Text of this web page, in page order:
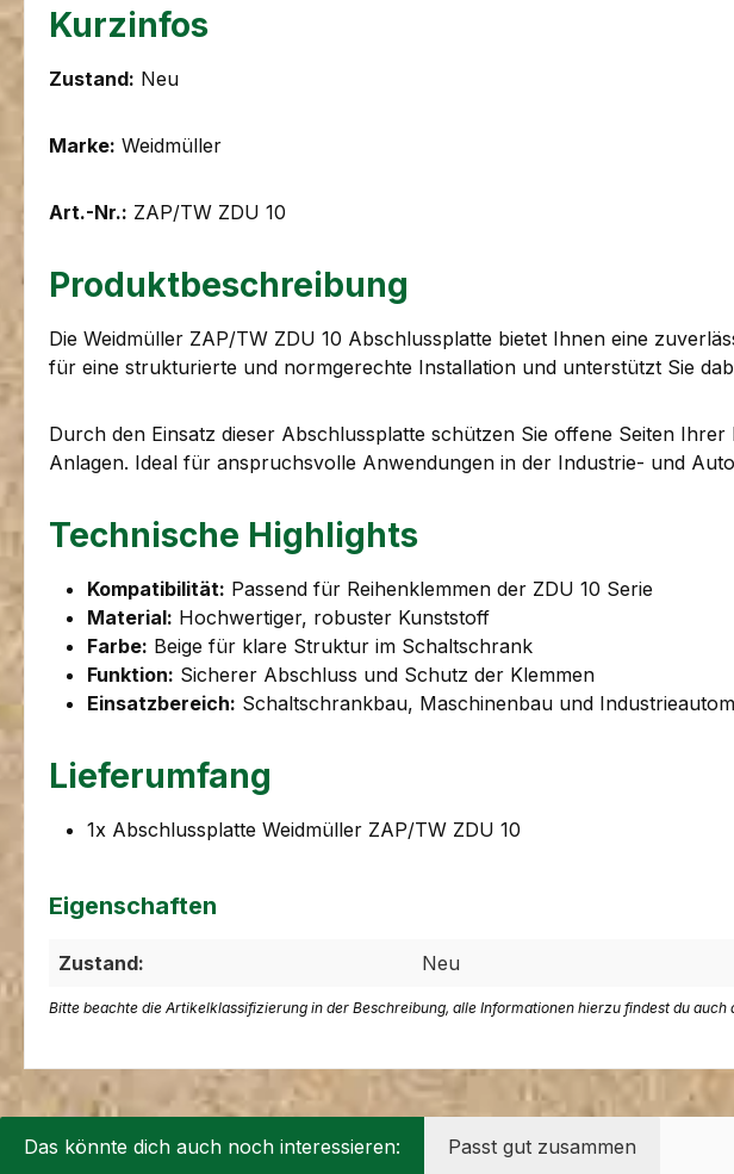
Kurzinfos
Zustand: Neu
Marke: Weidmüller
Art.-Nr.: ZAP/TW ZDU 10
Produktbeschreibung
Die Weidmüller ZAP/TW ZDU 10 Abschlussplatte bietet Ihnen eine
für eine strukturierte und normgerechte Installation und unterstützt Sie
Durch den Einsatz dieser Abschlussplatte schützen Sie offene Seiten
Anlagen. Ideal für anspruchsvolle Anwendungen in der Industrie- und
Technische Highlights
Kompatibilität: Passend für Reihenklemmen der ZDU 10 Serie
Material: Hochwertiger, robuster Kunststoff
Farbe: Beige für klare Struktur im Schaltschrank
Funktion: Sicherer Abschluss und Schutz der Klemmen
Einsatzbereich: Schaltschrankbau, Maschinenbau und
Lieferumfang
1x Abschlussplatte Weidmüller ZAP/TW ZDU 10
Eigenschaften
Zustand: Neu
Bitte beachte die Artikelklassifizierung in der Beschreibung, alle Informationen hierzu findest du auch
Das könnte dich auch noch interessieren: Passt gut zusammen